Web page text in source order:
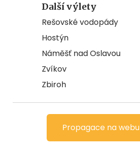
Další výlety
Rešovské vodopády
Hostýn
Náměšť nad Oslavou
Zvíkov
Zbiroh
Propagace na webu